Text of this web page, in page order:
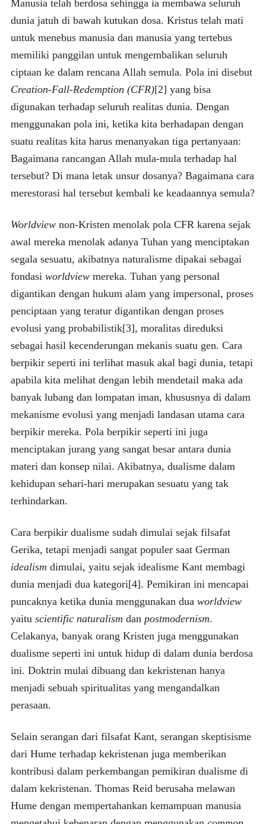
Manusia telah berdosa sehingga ia membawa seluruh
dunia jatuh di bawah kutukan dosa. Kristus telah mati
untuk menebus manusia dan manusia yang tertebus
memiliki panggilan untuk mengembalikan seluruh
ciptaan ke dalam rencana Allah semula. Pola ini disebut
Creation-Fall-Redemption (CFR)[2] yang bisa
digunakan terhadap seluruh realitas dunia. Dengan
menggunakan pola ini, ketika kita berhadapan dengan
suatu realitas kita harus menanyakan tiga pertanyaan:
Bagaimana rancangan Allah mula-mula terhadap hal
tersebut? Di mana letak unsur dosanya? Bagaimana cara
merestorasi hal tersebut kembali ke keadaannya semula?
Worldviewnon-Kristen menolak pola CFR karena sejak
awal mereka menolak adanya Tuhan yang menciptakan
segala sesuatu, akibatnya naturalisme dipakai sebagai
fondasi worldviewmereka. Tuhan yang personal
digantikan dengan hukum alam yang impersonal, proses
penciptaan yang teratur digantikan dengan proses
evolusi yang probabilistik[3], moralitas direduksi
sebagai hasil kecenderungan mekanis suatu gen. Cara
berpikir seperti ini terlihat masuk akal bagi dunia, tetapi
apabila kita melihat dengan lebih mendetail maka ada
banyak lubang dan lompatan iman, khususnya di dalam
mekanisme evolusi yang menjadi landasan utama cara
berpikir mereka. Pola berpikir seperti ini juga
menciptakan jurang yang sangat besar antara dunia
materi dan konsep nilai. Akibatnya, dualisme dalam
kehidupan sehari-hari merupakan sesuatu yang tak
terhindarkan.
Cara berpikir dualisme sudah dimulai sejak filsafat
Gerika, tetapi menjadi sangat populer saat German
idealism dimulai, yaitu sejak idealisme Kant membagi
dunia menjadi dua kategori[4]. Pemikiran ini mencapai
puncaknya ketika dunia menggunakan dua worldview
yaitu scientific naturalism dan postmodernism.
Celakanya, banyak orang Kristen juga menggunakan
dualisme seperti ini untuk hidup di dalam dunia berdosa
ini. Doktrin mulai dibuang dan kekristenan hanya
menjadi sebuah spiritualitas yang mengandalkan
perasaan.
Selain serangan dari filsafat Kant, serangan skeptisisme
dari Hume terhadap kekristenan juga memberikan
kontribusi dalam perkembangan pemikiran dualisme di
dalam kekristenan. Thomas Reid berusaha melawan
Hume dengan mempertahankan kemampuan manusia